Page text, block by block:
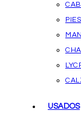
PIES
USADOS